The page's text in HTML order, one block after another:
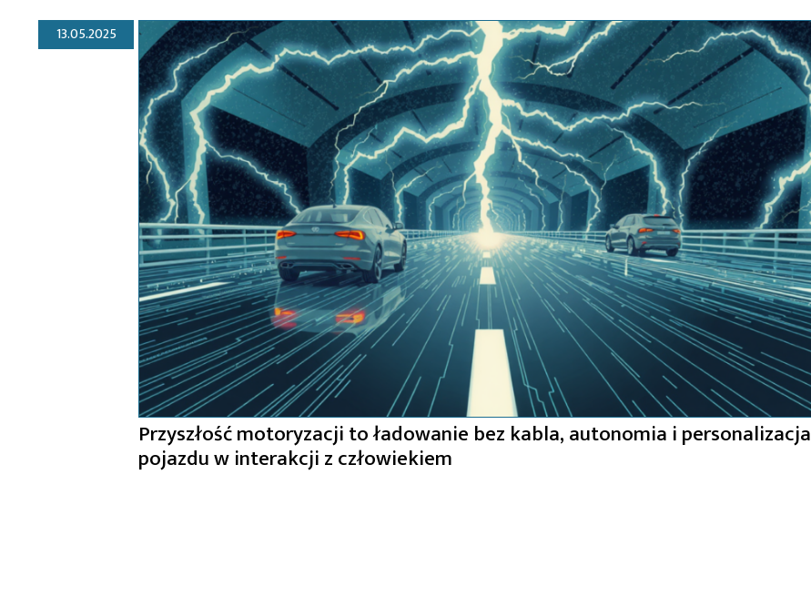
13.05.2025
Przyszłość motoryzacji to ładowanie bez kabla, autonomia i personalizacja
pojazdu w interakcji z człowiekiem